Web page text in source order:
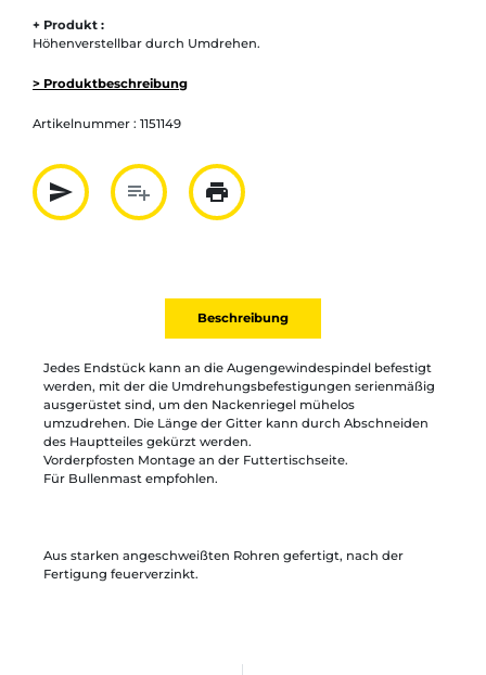
+ Produkt :
Höhenverstellbar durch Umdrehen.
> Produktbeschreibung
Artikelnummer : 1151149
send
Partager par mail
playlist_add
Ajouter à la liste
print
Imprimer
Beschreibung
Jedes Endstück kann an die Augengewindespindel befestigt
werden, mit der die Umdrehungsbefestigungen serienmäßig
ausgerüstet sind, um den Nackenriegel mühelos
umzudrehen. Die Länge der Gitter kann durch Abschneiden
des Hauptteiles gekürzt werden.
Vorderpfosten Montage an der Futtertischseite.
Für Bullenmast empfohlen.
Aus starken angeschweißten Rohren gefertigt, nach der
Fertigung feuerverzinkt.